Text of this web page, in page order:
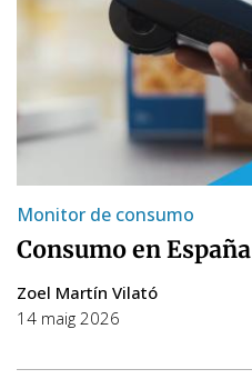
Monitor de consumo
Consumo en España
Zoel Martín Vilató
14 maig 2026